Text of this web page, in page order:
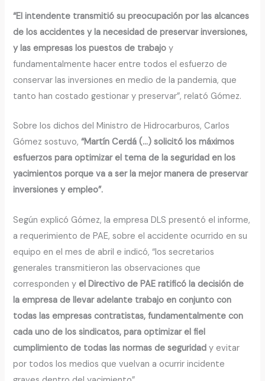
“El intendente transmitió su preocupación por las alcances
de los accidentes y la necesidad de preservar inversiones,
y las empresas los puestos de trabajo y
fundamentalmente hacer entre todos el esfuerzo de
conservar las inversiones en medio de la pandemia, que
tanto han costado gestionar y preservar”, relató Gómez.
Sobre los dichos del Ministro de Hidrocarburos, Carlos
Gómez sostuvo, “Martín Cerdá (…) solicitó los máximos
esfuerzos para optimizar el tema de la seguridad en los
yacimientos porque va a ser la mejor manera de preservar
inversiones y empleo”.
Según explicó Gómez, la empresa DLS presentó el informe,
a requerimiento de PAE, sobre el accidente ocurrido en su
equipo en el mes de abril e indicó, “los secretarios
generales transmitieron las observaciones que
corresponden yel Directivo de PAE ratificó la decisión de
la empresa de llevar adelante trabajo en conjunto con
todas las empresas contratistas, fundamentalmente con
cada uno de los sindicatos, para optimizar el fiel
cumplimiento de todas las normas de seguridad y evitar
por todos los medios que vuelvan a ocurrir incidente